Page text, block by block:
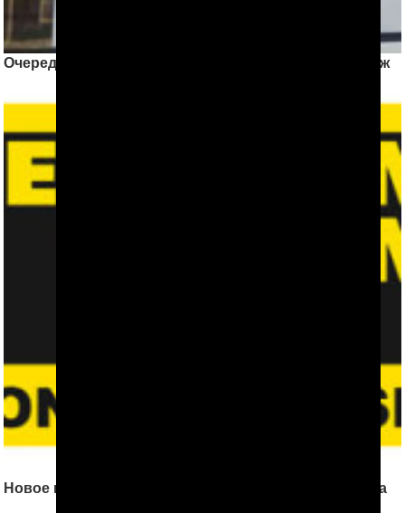
Очередное нововведение в переводе денег за рубеж
Новое в правилах перевода денег из Туркменистана